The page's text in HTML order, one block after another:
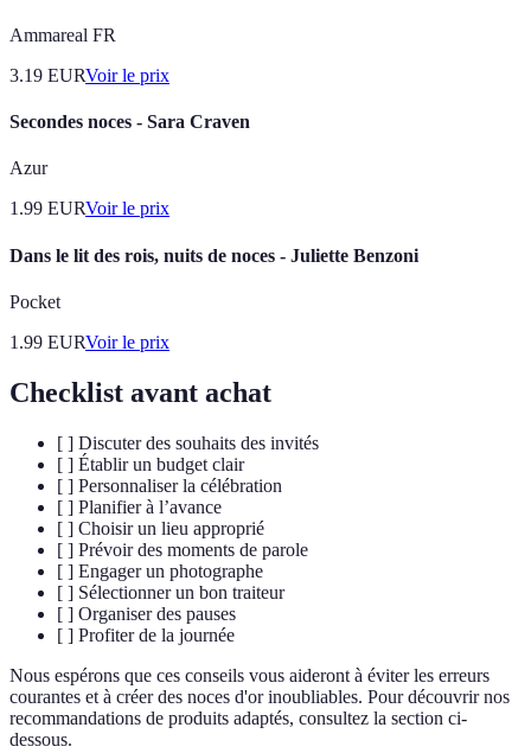
Ammareal FR
3.19 EURVoir le prix
Secondes noces - Sara Craven
Azur
1.99 EURVoir le prix
Dans le lit des rois, nuits de noces - Juliette Benzoni
Pocket
1.99 EURVoir le prix
Checklist avant achat
[ ] Discuter des souhaits des invités
[ ] Établir un budget clair
[ ] Personnaliser la célébration
[ ] Planifier à l’avance
[ ] Choisir un lieu approprié
[ ] Prévoir des moments de parole
[ ] Engager un photographe
[ ] Sélectionner un bon traiteur
[ ] Organiser des pauses
[ ] Profiter de la journée
Nous espérons que ces conseils vous aideront à éviter les erreurs
courantes et à créer des noces d'or inoubliables. Pour découvrir nos
recommandations de produits adaptés, consultez la section ci-
dessous.